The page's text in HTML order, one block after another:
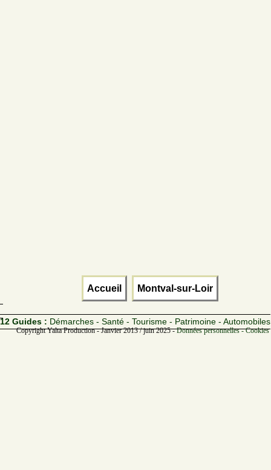
Accueil Montval-sur-Loir
12 Guides : Démarches - Santé - Tourisme - Patrimoine - Automobiles
Copyright Yalta Production - Janvier 2013 / juin 2025 -Données personnelles -